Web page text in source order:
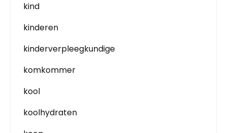
kind
kinderen
kinderverpleegkundige
komkommer
kool
koolhydraten